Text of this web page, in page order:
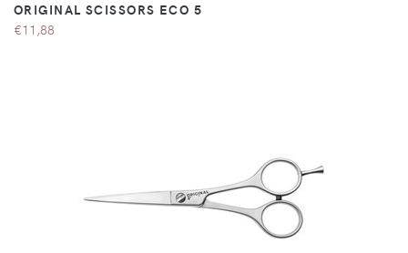
ORIGINAL SCISSORS ECO 5
€11,88
DÉTAILS